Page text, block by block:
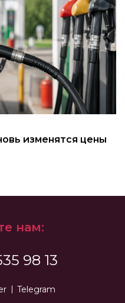
изменятся цены
нам:
98 13
Telegram